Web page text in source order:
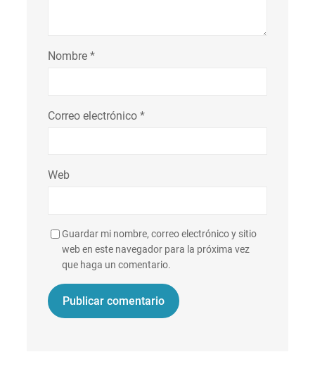
Nombre *
Correo electrónico *
Web
Guardar mi nombre, correo electrónico y sitio
web en este navegador para la próxima vez
que haga un comentario.